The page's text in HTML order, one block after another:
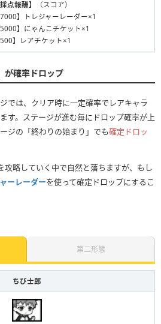
採点報酬】
（スコア）
7000】トレジャーレーダー×1
5000】にゃんこチケット×1
500】レアチケット×1
が確率ドロップ
では、クリア時に一定確率でレアキャラ
す。ステージが進む毎にドロップ確率が上
ジの「終わりの始まり」でも確定ドロッ
攻略していく中で自然と落ちますが、もし
ーレーダーを使って確定ドロップにするこ
第二形態
ちび士郎